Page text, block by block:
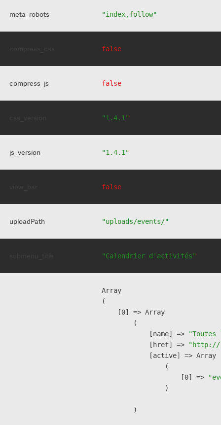
meta_robots "index,follow"
false
compress_js false
"1.4.1"
js_version "1.4.1"
false
uploadPath "uploads/events/"
"Calendrier d'activités"
Array
(
    [0] => Array
        (
            [name] =>
            [href] =>
"http://
            [active] => Array
                (
                    [0] =>
                )
        )